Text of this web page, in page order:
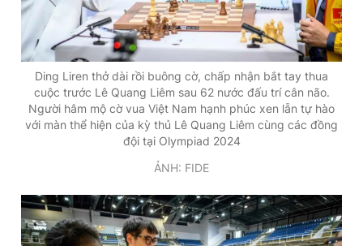
Ding Liren thở dài rồi buông cờ, chấp nhận bắt tay thua
cuộc trước Lê Quang Liêm sau 62 nước đấu trí cân não.
Người hâm mộ cờ vua Việt Nam hạnh phúc xen lẫn tự hào
với màn thể hiện của kỳ thủ Lê Quang Liêm cùng các đồng
đội tại Olympiad 2024
ẢNH: FIDE